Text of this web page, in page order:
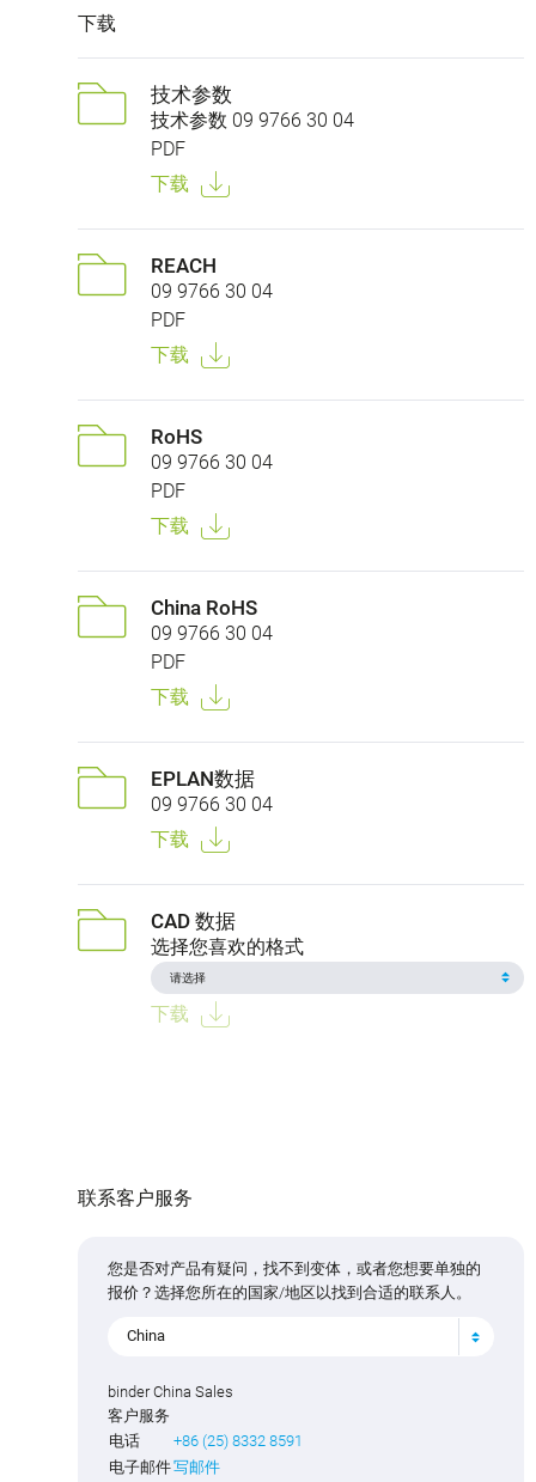
下载
技术参数
技术参数 09 9766 30 04
PDF
下载
REACH
09 9766 30 04
PDF
下载
RoHS
09 9766 30 04
PDF
下载
China RoHS
09 9766 30 04
PDF
下载
EPLAN数据
09 9766 30 04
下载
CAD 数据
选择您喜欢的格式
下载
联系客户服务
您是否对产品有疑问，找不到变体，或者您想要单独的
报价？选择您所在的国家/地区以找到合适的联系人。
China
binder China Sales
客户服务
电话
+86 (25) 8332 8591
电子邮件写邮件